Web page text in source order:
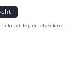
bij de checkout.